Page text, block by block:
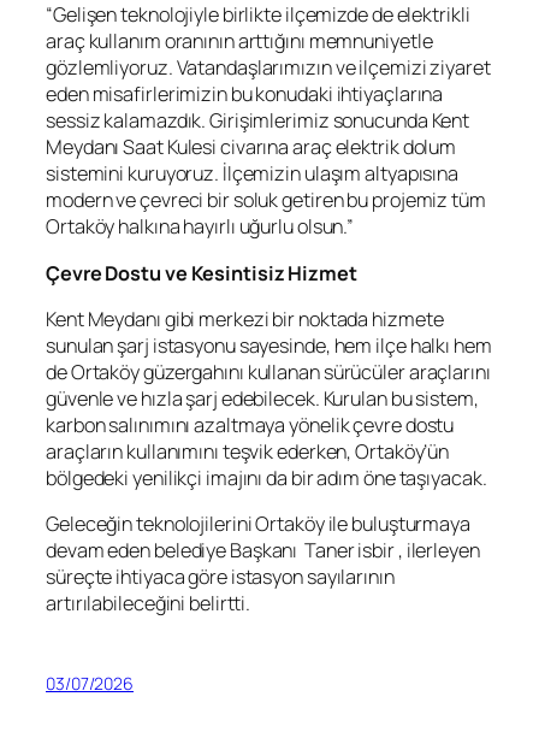
“Gelişen teknolojiyle birlikte ilçemizde de elektrikli
araç kullanım oranının arttığını memnuniyetle
gözlemliyoruz. Vatandaşlarımızın ve ilçemizi ziyaret
eden misafirlerimizin bu konudaki ihtiyaçlarına
sessiz kalamazdık. Girişimlerimiz sonucunda Kent
Meydanı Saat Kulesi civarına araç elektrik dolum
sistemini kuruyoruz. İlçemizin ulaşım altyapısına
modern ve çevreci bir soluk getiren bu projemiz tüm
Ortaköy halkına hayırlı uğurlu olsun.”
Çevre Dostu ve Kesintisiz Hizmet
Kent Meydanı gibi merkezi bir noktada hizmete
sunulan şarj istasyonu sayesinde, hem ilçe halkı hem
de Ortaköy güzergahını kullanan sürücüler araçlarını
güvenle ve hızla şarj edebilecek. Kurulan bu sistem,
karbon salınımını azaltmaya yönelik çevre dostu
araçların kullanımını teşvik ederken, Ortaköy’ün
bölgedeki yenilikçi imajını da bir adım öne taşıyacak.
Geleceğin teknolojilerini Ortaköy ile buluşturmaya
devam eden belediye Başkanı Taner isbir , ilerleyen
süreçte ihtiyaca göre istasyon sayılarının
artırılabileceğini belirtti.
03/07/2026